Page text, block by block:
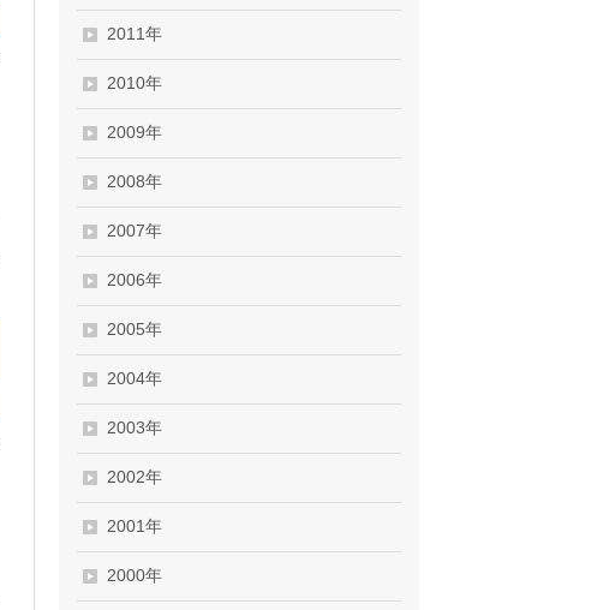
2011年
2010年
2009年
2008年
2007年
2006年
2005年
2004年
2003年
2002年
2001年
2000年